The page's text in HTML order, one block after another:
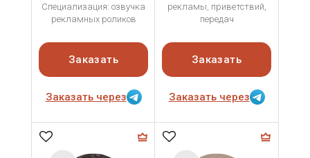
Специализация: озвучка
рекламных роликов
Заказать
Заказать через
рекламы, приветствий,
передач
Заказать
Заказать через